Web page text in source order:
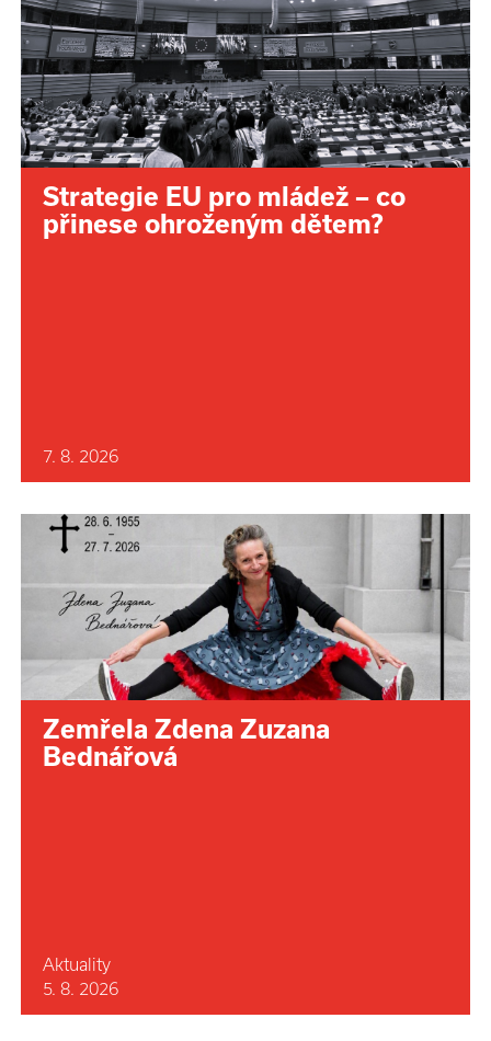
Strategie EU pro mládež – co
přinese ohroženým dětem?
7. 8. 2026
Zemřela Zdena Zuzana
Bednářová
Aktuality
5. 8. 2026